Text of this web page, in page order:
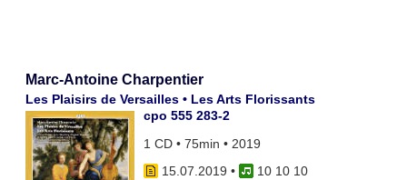
Marc-Antoine Charpentier
Les Plaisirs de Versailles • Les Arts Florissants
cpo 555 283-2
1 CD • 75min • 2019
15.07.2019 •
10 10 10